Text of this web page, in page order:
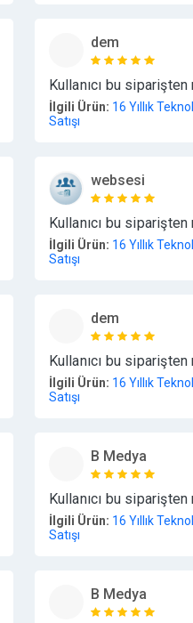
dem
Kullanıcı bu siparişten
İlgili Ürün: 16 Yıllık
Satışı
websesi
Kullanıcı bu siparişten
İlgili Ürün: 16 Yıllık
Satışı
dem
Kullanıcı bu siparişten
İlgili Ürün: 16 Yıllık
Satışı
B Medya
Kullanıcı bu siparişten
İlgili Ürün: 16 Yıllık
Satışı
B Medya